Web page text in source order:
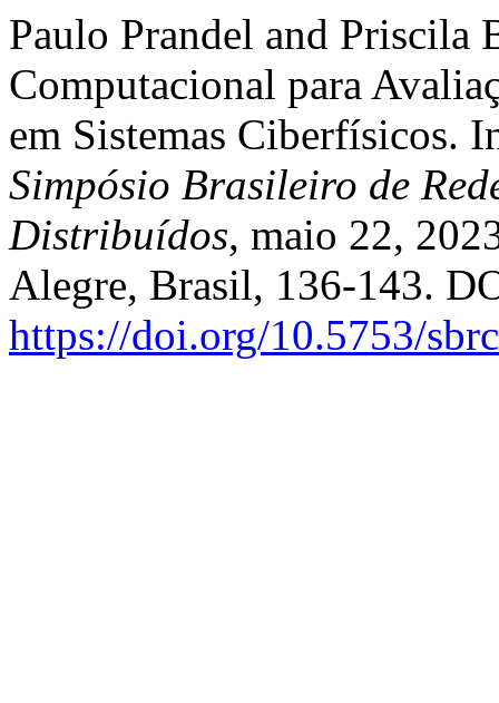
Paulo Prandel and Priscila
Computacional para
em Sistemas Ciberfísicos.
Simpósio Brasileiro de
Distribuídos, maio 22,
Alegre, Brasil, 136-143.
https://doi.org/10.5753/